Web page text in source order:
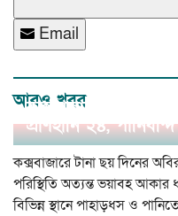
Email
আরও খবর
কক্সবাজারে বন্যা ও
প্রাণহানি ২৪,
কক্সবাজারে টানা ছয় দিনের
পরিস্থিতি অত্যন্ত ভয়াবহ আকার
বিভিন্ন স্থানে পাহাড়ধস ও